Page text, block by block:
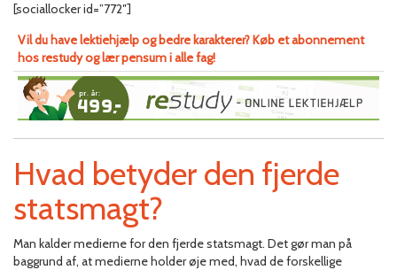
[sociallocker id=”772″]
Vil du have lektiehjælp og bedre karakterer? Køb et abonnement
hos restudy og lær pensum i alle fag!
Hvad betyder den fjerde
statsmagt?
Man kalder medierne for den fjerde statsmagt. Det gør man på
baggrund af, at medierne holder øje med, hvad de forskellige